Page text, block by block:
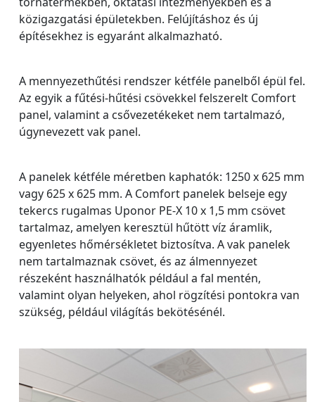
közigazgatási épületekben. Felújításhoz és új
építésekhez is egyaránt alkalmazható.
A mennyezethűtési rendszer kétféle panelből épül fel.
Az egyik a fűtési-hűtési csövekkel felszerelt Comfort
panel, valamint a csővezetékeket nem tartalmazó,
úgynevezett vak panel.
A panelek kétféle méretben kaphatók: 1250 x 625 mm
vagy 625 x 625 mm. A Comfort panelek belseje egy
tekercs rugalmas Uponor PE-X 10 x 1,5 mm csövet
tartalmaz, amelyen keresztül hűtött víz áramlik,
egyenletes hőmérsékletet biztosítva. A vak panelek
nem tartalmaznak csövet, és az álmennyezet
részeként használhatók például a fal mentén,
valamint olyan helyeken, ahol rögzítési pontokra van
szükség, például világítás bekötésénél.